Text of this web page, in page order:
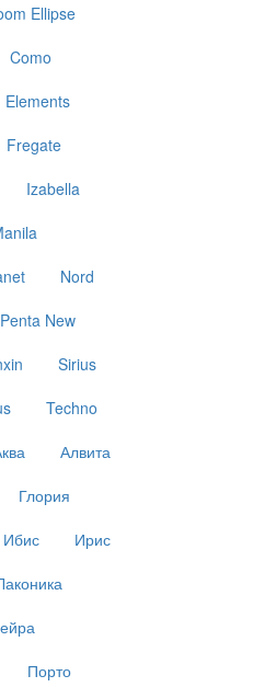
Ellipse
Como
Elements
Fregate
Izabella
Nord
Penta New
Sirius
Techno
Алвита
Глория
Ибис
Ирис
Порто